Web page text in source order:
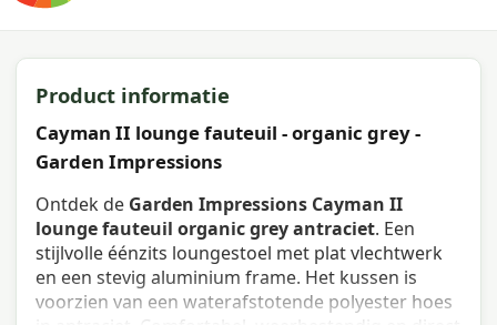
Product informatie
Cayman II lounge fauteuil - organic grey -
Garden Impressions
Ontdek de Garden Impressions Cayman II
lounge fauteuil organic grey antraciet. Een
stijlvolle éénzits loungestoel met plat vlechtwerk
en een stevig aluminium frame. Het kussen is
voorzien van een waterafstotende polyester hoes